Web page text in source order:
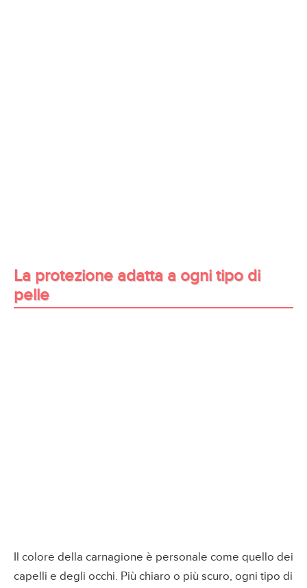
La protezione adatta a ogni tipo di
pelle
Il colore della carnagione è personale come quello dei
capelli e degli occhi. Più chiaro o più scuro, ogni tipo di